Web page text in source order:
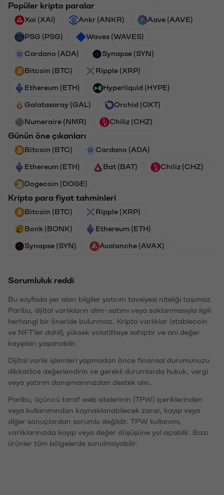
Popüler kripto paralar
Xai (XAI) Ankr (ANKR) Aave (AAVE)
PSG (PSG) Waves (WAVES)
Cardano (ADA) Synapse (SYN)
Bitcoin (BTC) Ripple (XRP)
Ethereum (ETH) Hyperliquid (HYPE)
Galatasaray (GAL) Orchid (OXT)
Numeraire (NMR) Chiliz (CHZ)
Günün öne çıkanları
Bitcoin (BTC) Cardano (ADA)
Ethereum (ETH) Bat (BAT) Chiliz (CHZ)
Dogecoin (DOGE)
Kripto para fiyat tahminleri
Bitcoin (BTC) Ripple (XRP)
Bonk (BONK) Ethereum (ETH)
Synapse (SYN) Avalanche (AVAX)
Sorumluluk reddi
Bu sayfada yer alan bilgiler yatırım tavsiyesi niteliği taşımaz.
Paribu, dijital varlıkların alım-satımı veya saklanmasıyla ilgili
herhangi bir öneride bulunmaz. Kripto varlıklar (stablecoin
ve NFT'ler dahil), yüksek volatiliteye sahiptir ve ani değer
kayıpları yaşanabilir.
Dijital varlık işlemleri yapmadan önce finansal durumunuzu
dikkatlice değerlendirin ve gerekli durumlarda hukuk, vergi
veya yatırım danışmanınızdan destek alın.
Paribu, üçüncü taraf web sitelerinin (TPW) içeriklerinden
veya kullanımından kaynaklanabilecek zarar, kayıp veya
diğer sonuçlardan sorumlu değildir. TPW kullanımı,
varlıklarınızda kayıp veya değer düşüşüne yol açabilir. Bazı
ürünler tüm bölgelerde sunulmayabilir.